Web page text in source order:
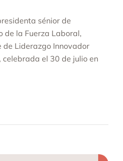
sénior de
de la Fuerza Laboral,
de Liderazgo Innovador
celebrada el 30 de julio en